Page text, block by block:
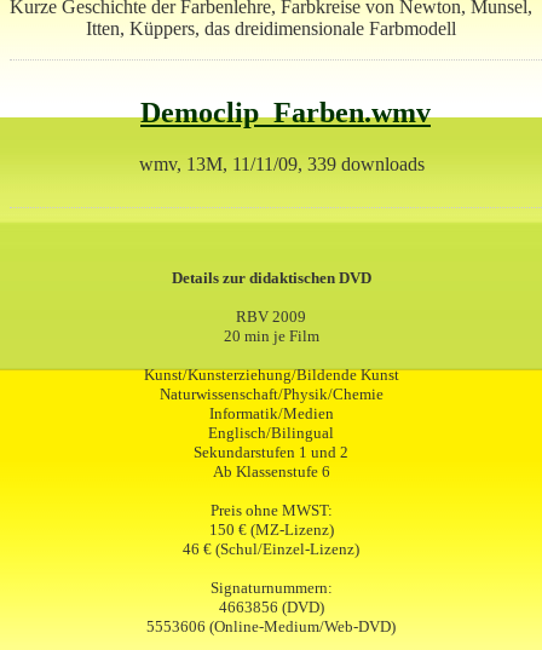
Kurze Geschichte der Farbenlehre, Farbkreise von Newton, Munsel,
Itten, Küppers, das dreidimensionale Farbmodell
Democlip_Farben.wmv
wmv, 13M, 11/11/09, 339 downloads
Details zur didaktischen DVD
RBV 2009
20 min je Film
Kunst/Kunsterziehung/Bildende Kunst
Naturwissenschaft/Physik/Chemie
Informatik/Medien
Englisch/Bilingual
Sekundarstufen 1 und 2
Ab Klassenstufe 6
Preis ohne MWST:
150 € (MZ-Lizenz)
46 € (Schul/Einzel-Lizenz)
Signaturnummern:
4663856 (DVD)
5553606 (Online-Medium/Web-DVD)